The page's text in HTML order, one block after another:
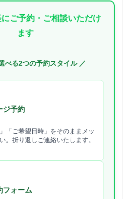
ご予約・ご相談いただけ
ます
べる2つの予約スタイル ／
ジ予約
「ご希望日時」をそのままメッ
。折り返しご連絡いたします。
フォーム